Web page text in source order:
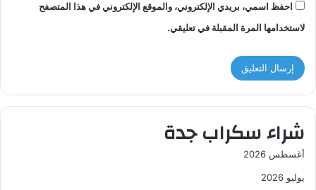
احفظ اسمي، بريدي الإلكتروني، والموقع الإلكتروني في هذا المتصفح
لاستخدامها المرة المقبلة في تعليقي.
شراء سكراب جدة
أغسطس 2026
يوليو 2026